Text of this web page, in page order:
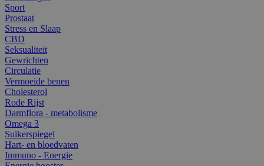
Sport
Prostaat
Stress en Slaap
CBD
Seksualiteit
Gewrichten
Circulatie
Vermoeide benen
Cholesterol
Rode Rijst
Darmflora - metabolisme
Omega 3
Suikerspiegel
Hart- en bloedvaten
Immuno - Energie